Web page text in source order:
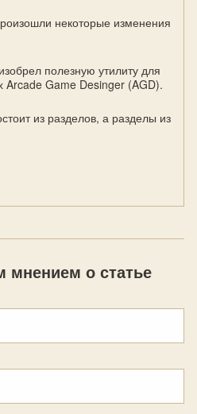
некоторые изменения
полезную утилиту для
Arcade Game Desinger (AGD).
из разделов, а разделы из
мнением о статье